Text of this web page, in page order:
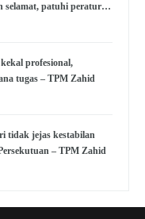
selamat, patuhi peraturan
profesional,
tugas – TPM Zahid
tidak jejas kestabilan
– TPM Zahid